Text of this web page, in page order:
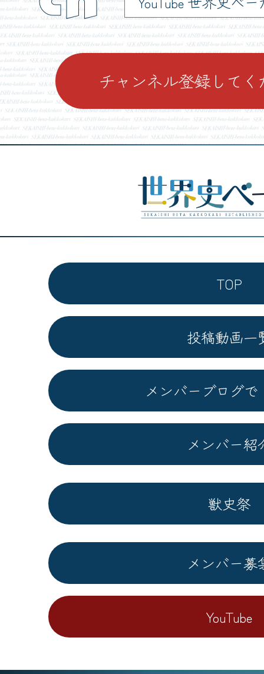
チャンネル登録して
TOP
投稿動画一
メンバーブログで
メンバー紹
獣史祭
メンバー募
YouTube